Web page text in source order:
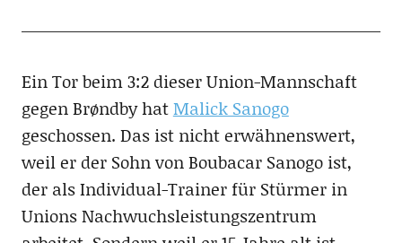
Ein Tor beim 3:2 dieser Union-Mannschaft
gegen Brøndby hatMalick Sanogo
geschossen. Das ist nicht erwähnenswert,
weil er der Sohn von Boubacar Sanogo ist,
der als Individual-Trainer für Stürmer in
Unions Nachwuchsleistungszentrum